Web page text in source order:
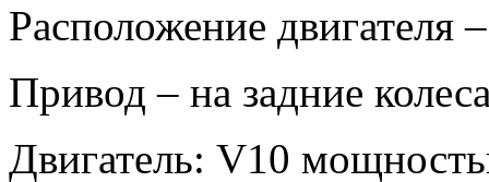
Расположение двигателя
Привод – на задние
Двигатель: V10